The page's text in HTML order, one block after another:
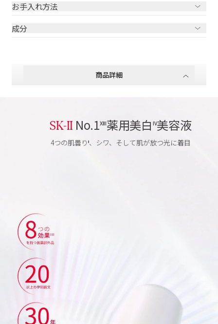
お手入れ方法
成分
商品詳細
SK-II No.1XIII薬用美白 IV美容液
4つの肌曇り II、シワ、そして肌が放つ光に着目